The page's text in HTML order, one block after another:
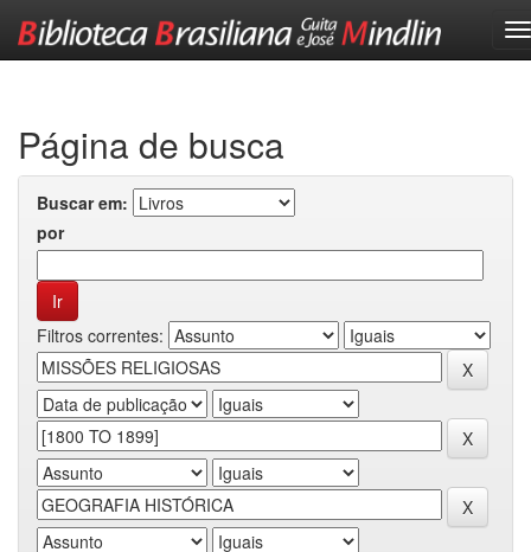
Página de busca
Buscar em:
por
Filtros correntes: